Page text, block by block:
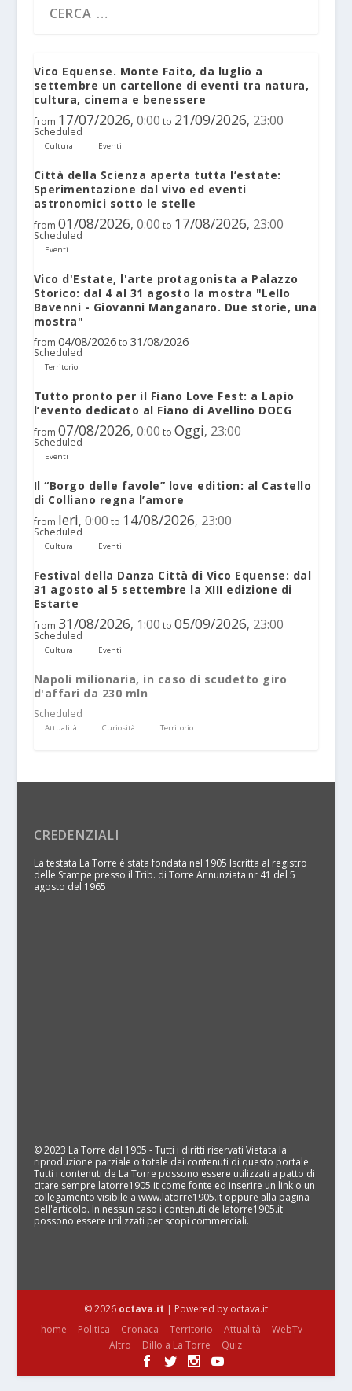
Vico Equense. Monte Faito, da luglio a
settembre un cartellone di eventi tra natura,
cultura, cinema e benessere
from 17/07/2026, 0:00 to 21/09/2026, 23:00
Scheduled
Cultura Eventi
Città della Scienza aperta tutta l’estate:
Sperimentazione dal vivo ed eventi
astronomici sotto le stelle
from 01/08/2026, 0:00 to 17/08/2026, 23:00
Scheduled
Eventi
Vico d'Estate, l'arte protagonista a Palazzo
Storico: dal 4 al 31 agosto la mostra "Lello
Bavenni - Giovanni Manganaro. Due storie, una
mostra"
from 04/08/2026 to 31/08/2026
Scheduled
Territorio
Tutto pronto per il Fiano Love Fest: a Lapio
l’evento dedicato al Fiano di Avellino DOCG
from 07/08/2026, 0:00 to Oggi, 23:00
Scheduled
Eventi
Il “Borgo delle favole” love edition: al Castello
di Colliano regna l’amore
from Ieri, 0:00 to 14/08/2026, 23:00
Scheduled
Cultura Eventi
Festival della Danza Città di Vico Equense: dal
31 agosto al 5 settembre la XIII edizione di
Estarte
from 31/08/2026, 1:00 to 05/09/2026, 23:00
Scheduled
Cultura Eventi
Napoli milionaria, in caso di scudetto giro
d'affari da 230 mln
Scheduled
Attualità Curiosità Territorio
CREDENZIALI
La testata La Torre è stata fondata nel 1905 Iscritta al registro
delle Stampe presso il Trib. di Torre Annunziata nr 41 del 5
agosto del 1965
© 2023 La Torre dal 1905 - Tutti i diritti riservati Vietata la
riproduzione parziale o totale dei contenuti di questo portale
Tutti i contenuti de La Torre possono essere utilizzati a patto di
citare sempre latorre1905.it come fonte ed inserire un link o un
collegamento visibile a www.latorre1905.it oppure alla pagina
dell'articolo. In nessun caso i contenuti de latorre1905.it
possono essere utilizzati per scopi commerciali.
© 2026 octava.it | Powered by octava.it
home
Politica Cronaca Territorio Attualità
WebTv
Altro
Dillo a La Torre Quiz